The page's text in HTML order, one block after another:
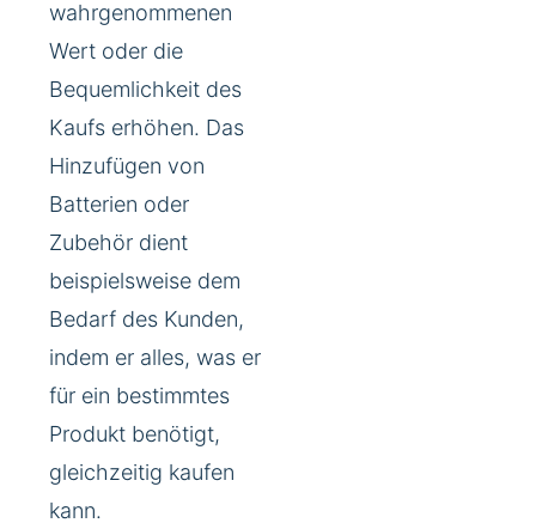
wahrgenommenen
Wert oder die
Bequemlichkeit des
Kaufs erhöhen. Das
Hinzufügen von
Batterien oder
Zubehör dient
beispielsweise dem
Bedarf des Kunden,
indem er alles, was er
für ein bestimmtes
Produkt benötigt,
gleichzeitig kaufen
kann.